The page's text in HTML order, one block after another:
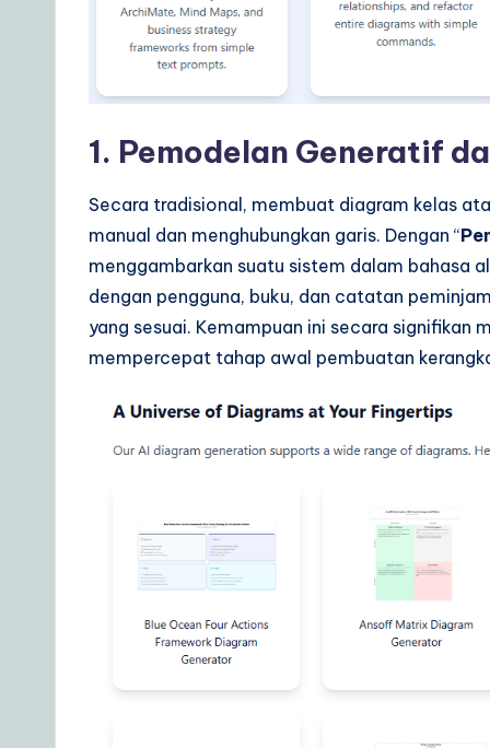
1. Pemodelan Generatif
Secara tradisional, membuat diagram kelas
manual dan menghubungkan garis. Dengan “
menggambarkan suatu sistem dalam bahasa
dengan pengguna, buku, dan catatan
yang sesuai. Kemampuan ini secara signifikan
mempercepat tahap awal pembuatan